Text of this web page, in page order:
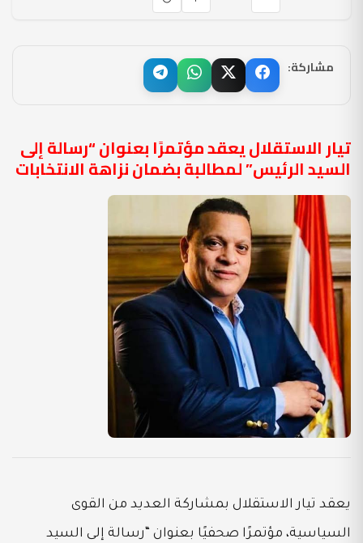
مشاركة:
تيار الاستقلال يعقد مؤتمرًا بعنوان “رسالة إلى
السيد الرئيس” لمطالبة بضمان نزاهة الانتخابات
يعقد تيار الاستقلال بمشاركة العديد من القوى
السياسية، مؤتمرًا صحفيًا بعنوان “رسالة إلى السيد